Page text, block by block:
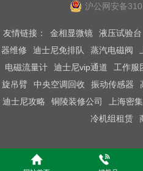
沪公网安备
友情链接： 金相显微镜 液压试验台
器维修
迪士尼免排队 蒸汽电磁阀
电磁流量计
迪士尼vip通道 工作服
旋吊臂
中央空调回收 振动传感器
迪士尼攻略
铜陵装修公司 上海密
冷机组租赁